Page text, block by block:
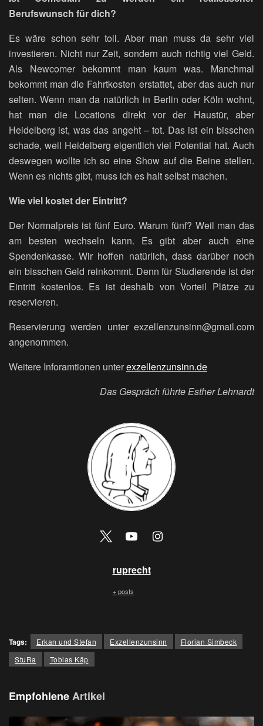
Berufswunsch für dich?
Es wäre schon sehr toll. Aber man muss da sehr viel
investieren. Nicht nur Zeit, sondern auch richtig viel Geld.
Als Newcomer bekommt man kaum was. Manchmal
bekommt man die Fahrtkosten erstattet, aber das auch nur
selten. Wenn man da natürlich in Berlin oder Köln wohnt,
hat man die Locations direkt vor der Haustür, aber
Heidelberg ist, was das angeht – tot. Das ist ein bisschen
schade, weil Heidelberg eigentlich viel Potential hat. Auch
deswegen wollte ich so eine Show auf die Beine stellen.
Wenn es nichts gibt, muss ich es halt selbst machen.
Wie viel kostet der Eintritt?
Der Normalpreis ist fünf Euro. Warum fünf? Weil man das
am besten wechseln kann. Es gibt aber auch eine
Spendenkasse. Wir hoffen natürlich, dass darüber noch
ein bisschen Geld reinkommt. Denn für Studierende ist der
Eintritt kostenlos. Es ist deshalb von Vorteil Plätze zu
reservieren.
Reservierung werden unter exzellenzunsinn@gmail.com
angenommen.
Weitere Inforamtionen unterexzellenzunsinn.de
Das Gespräch führte Esther Lehnardt
ruprecht
+ posts
Tags: Erkan und Stefan Exzellenzunsinn
Florian Simbeck
StuRa
Tobias Käp
EmpfohleneArtikel